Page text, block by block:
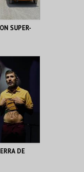
SUPER-
TODI
INFO
DE